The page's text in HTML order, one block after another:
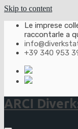
Skip to content
Le imprese
raccontarle a
+39 340 953
ARCI